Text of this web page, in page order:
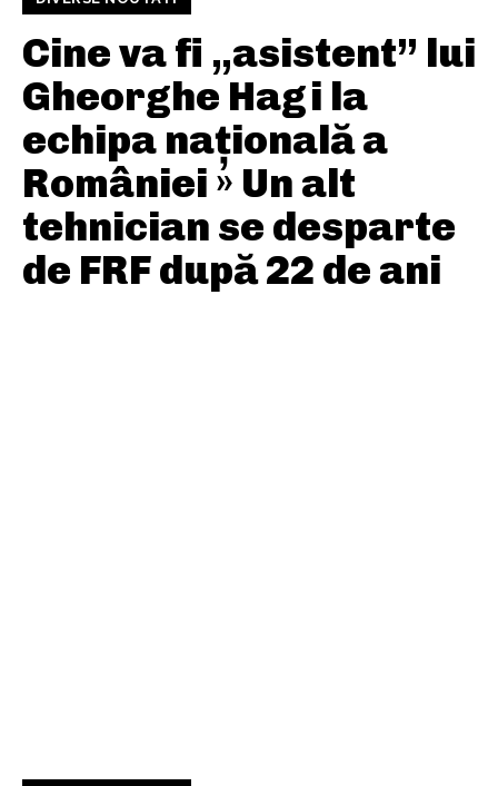
Cine va fi „asistent” lui
Gheorghe Hagi la
echipa națională a
României » Un alt
tehnician se desparte
de FRF după 22 de ani